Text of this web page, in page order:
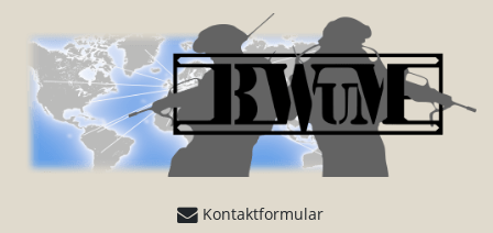
Kontaktformular